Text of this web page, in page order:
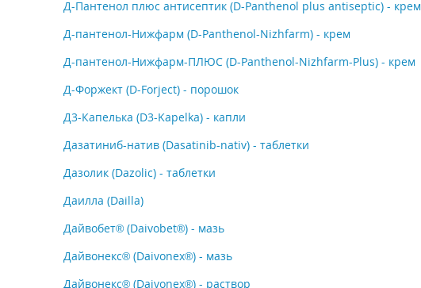
Д-Пантенол плюс антисептик (D-Panthenol plus antiseptic) - крем
Д-пантенол-Нижфарм (D-Panthenol-Nizhfarm) - крем
Д-пантенол-Нижфарм-ПЛЮС (D-Panthenol-Nizhfarm-Plus) - крем
Д-Форжект (D-Forject) - порошок
Д3-Капелька (D3-Kapelka) - капли
Дaзатиниб-натив (Dasatinib-nativ) - таблетки
Дазолик (Dazolic) - таблетки
Даилла (Dailla)
Дайвобет® (Daivobet®) - мазь
Дайвонекс® (Daivonex®) - мазь
Дайвонекс® (Daivonex®) - раствор